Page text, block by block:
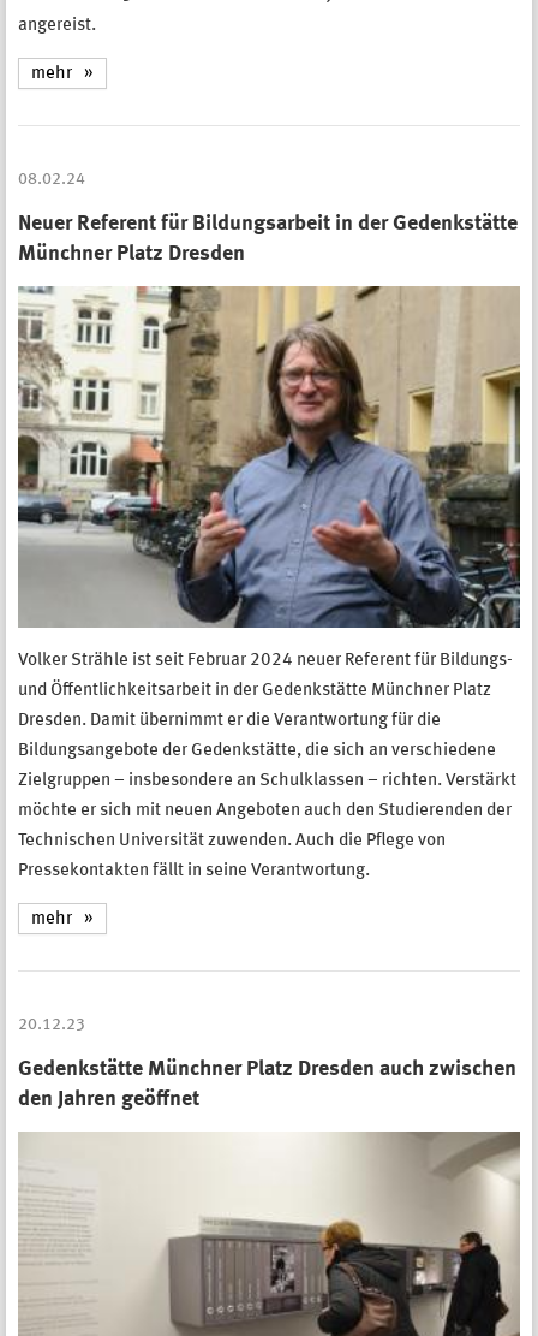
angereist.
mehr
08.02.24
Neuer Referent für Bildungsarbeit in der Gedenkstätte
Münchner Platz Dresden
Volker Strähle ist seit Februar 2024 neuer Referent für Bildungs-
und Öffentlichkeitsarbeit in der Gedenkstätte Münchner Platz
Dresden. Damit übernimmt er die Verantwortung für die
Bildungsangebote der Gedenkstätte, die sich an verschiedene
Zielgruppen – insbesondere an Schulklassen – richten. Verstärkt
möchte er sich mit neuen Angeboten auch den Studierenden der
Technischen Universität zuwenden. Auch die Pflege von
Pressekontakten fällt in seine Verantwortung.
mehr
20.12.23
Gedenkstätte Münchner Platz Dresden auch zwischen
den Jahren geöffnet